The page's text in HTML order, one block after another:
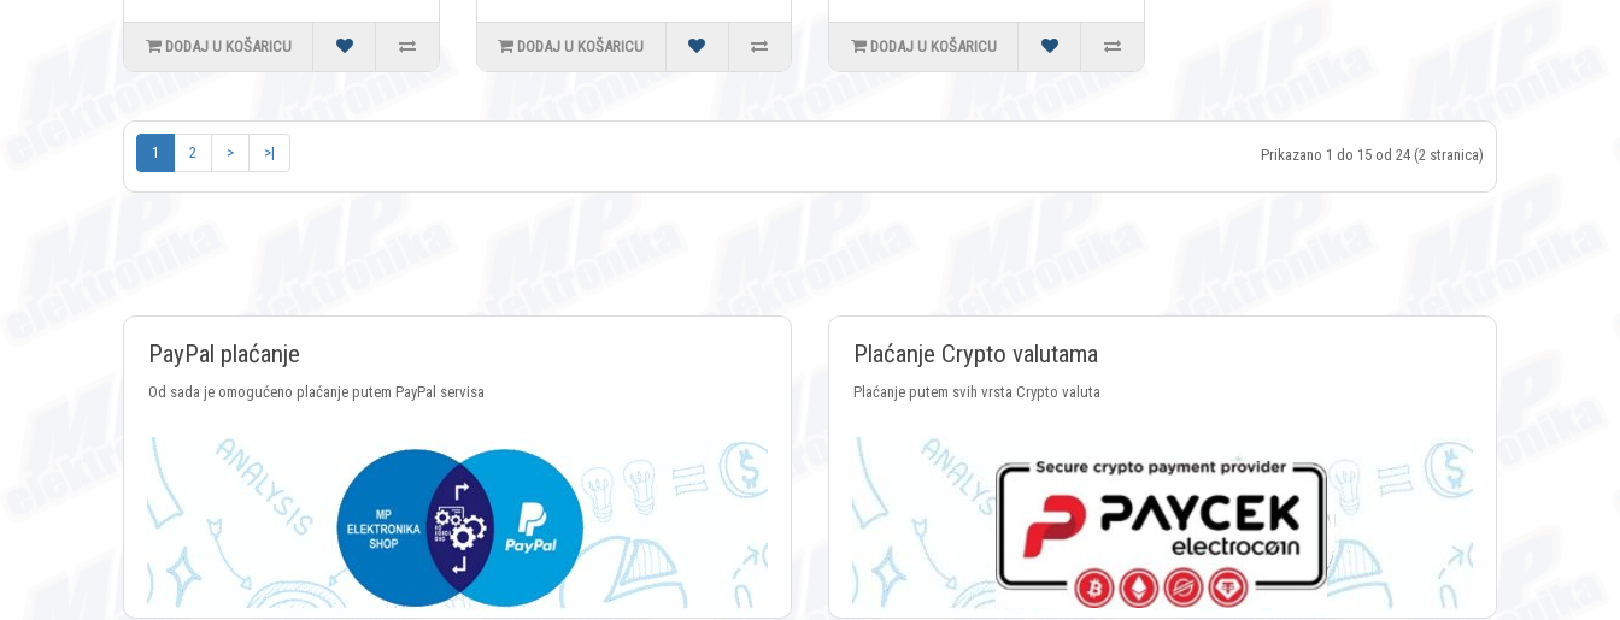
DODAJ U KOŠARICU DODAJ U KOŠARICU DODAJ U KOŠARICU
1 2 > >| Prikazano 1 do 15 od 24 (2 stranica)
PayPal plaćanje
Od sada je omogućeno plaćanje putem PayPal servisa
Plaćanje Crypto valutama
Plaćanje putem svih vrsta Crypto valuta